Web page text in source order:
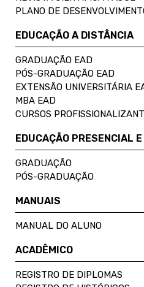
PLANO DE
EDUCAÇÃO A DISTÂNCIA
GRADUAÇÃO EAD
PÓS-GRADUAÇÃO EAD
EXTENSÃO UNIVERSITÁRIA
MBA EAD
CURSOS
EDUCAÇÃO PRESENCIAL
GRADUAÇÃO
PÓS-GRADUAÇÃO
MANUAIS
MANUAL DO ALUNO
ACADÊMICO
REGISTRO DE DIPLOMAS